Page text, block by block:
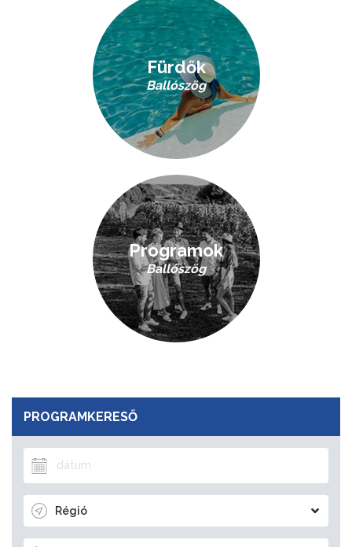
PROGRAMKERESŐ
Régió
Fürdők
Ballószög
Programok
Ballószög